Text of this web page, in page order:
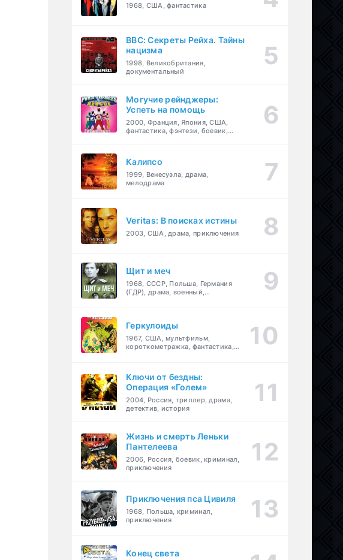
1968, США, фантастика
BBC: Секреты Рейха. Тайны
нацизма
1998, Великобритания,
документальный
Могучие рейнджеры:
Успеть на помощь
2000, Франция, Япония, США,
фантастика, фэнтези, боевик,
Калипсо
1999, Венесуэла, драма,
мелодрама
Veritas: В поисках истины
2003, США, драма, приключения
Щит и меч
1968, СССР, Польша, Германия
(ГДР), драма, военный,
Геркулоиды
1967, США, мультфильм,
короткометражка, фантастика,
Ключи от бездны:
Операция «Голем»
2004, Россия, триллер, драма,
детектив, история
Жизнь и смерть Леньки
Пантелеева
2006, Россия, боевик, криминал,
приключения
Приключения пса Цивиля
1968, Польша, криминал,
приключения
Конец света